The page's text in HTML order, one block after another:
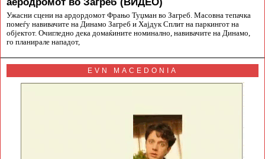
Ужасни сцени на ардордомот Фрањо Туџман во Загреб. Масовна тепачка
помеѓу навивачите на Динамо Загреб и Хајдук Сплит на паркингот на
објектот. Очигледно дека домаќините номинално, навивачите на Динамо,
го планирале нападот,
EVN MACEDONIA